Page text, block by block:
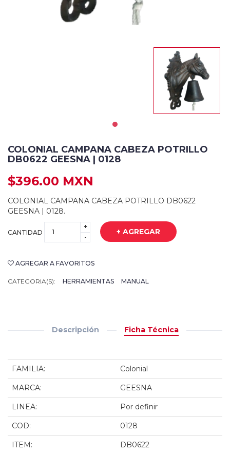
COLONIAL CAMPANA CABEZA POTRILLO
DB0622 GEESNA | 0128
$396.00 MXN
COLONIAL CAMPANA CABEZA POTRILLO DB0622
GEESNA | 0128.
CANTIDAD
+
-
+ AGREGAR
AGREGAR A FAVORITOS
CATEGORIA(S): HERRAMIENTAS MANUAL
Descripción Ficha Técnica
FAMILIA: Colonial
MARCA: GEESNA
LINEA: Por definir
COD: 0128
ITEM: DB0622